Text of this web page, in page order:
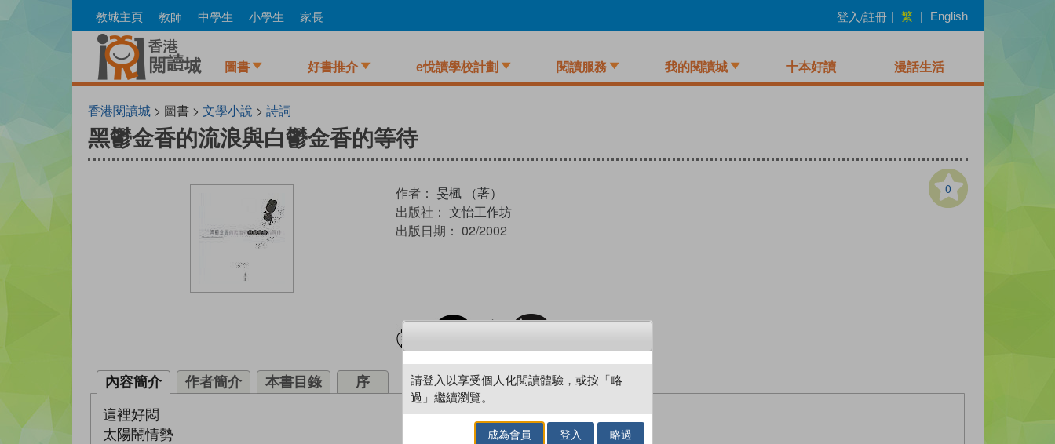
to
教城主頁 教師 中學生 小學生 家長 登入/註冊 | 繁 | English
圖書 好書推介 e悅讀學校計劃 閱讀服務 我的閱讀城 十本好讀 漫話生活
香港閱讀城> 圖書 > 文學小說 > 詩詞
黑鬱金香的流浪與白鬱金香的等待
0
作者： 旻楓 （著）
出版社： 文怡工作坊
出版日期： 02/2002
試閲 加入閱讀紀錄
內容簡介 作者簡介 本書目錄 序
這裡好悶
太陽鬧情勢
請登入以享受個人化閱讀體驗，或按「略
過」繼續瀏覽。
成為會員 登入 略過